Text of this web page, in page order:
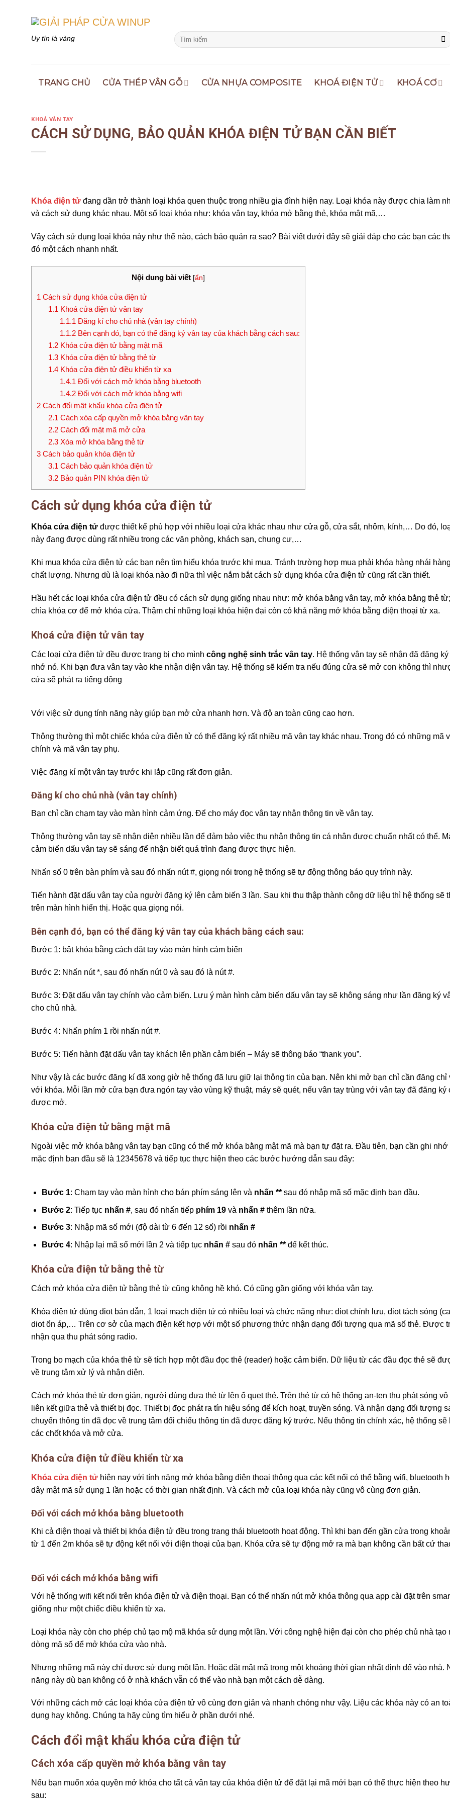
Uy tín là vàng
Search
for:
TRANG CHỦ CỬA THÉP VÂN GỖ CỬA NHỰA COMPOSITE KHOÁ ĐIỆN TỬ KHOÁ CƠ
KHOÁ VÂN TAY
CÁCH SỬ DỤNG, BẢO QUẢN KHÓA ĐIỆN TỬ BẠN CẦN BIẾT
Khóa điện tử đang dần trở thành loại khóa quen thuộc trong nhiều gia đình hiện nay. Loại khóa này được chia làm
và cách sử dụng khác nhau. Một số loại khóa như: khóa vân tay, khóa mở bằng thẻ, khóa mật mã,…
Vậy cách sử dụng loại khóa này như thế nào, cách bảo quản ra sao? Bài viết dưới đây sẽ giải đáp cho các bạn các
đó một cách nhanh nhất.
Nội dung bài viết [ẩn]
1 Cách sử dụng khóa cửa điện tử
1.1 Khoá cửa điện tử vân tay
1.1.1 Đăng kí cho chủ nhà (vân tay chính)
1.1.2Bên cạnh đó, bạn có thể đăng ký vân tay của khách bằng cách sau:
1.2Khóa cửa điện tử bằng mật mã
1.3Khóa cửa điện tử bằng thẻ từ
1.4Khóa cửa điện tử điều khiển từ xa
1.4.1 Đối với cách mở khóa bằng bluetooth
1.4.2Đối với cách mở khóa bằng wifi
2 Cách đổi mật khẩu khóa cửa điện tử
2.1 Cách xóa cấp quyền mở khóa bằng vân tay
2.2Cách đổi mật mã mở cửa
2.3Xóa mở khóa bằng thẻ từ
3 Cách bảo quản khóa điện tử
3.1 Cách bảo quản khóa điện tử
3.2Bảo quản PIN khóa điện tử
Cách sử dụng khóa cửa điện tử
Khóa cửa điện tử được thiết kế phù hợp với nhiều loại cửa khác nhau như cửa gỗ, cửa sắt, nhôm, kính,… Do đó,
này đang được dùng rất nhiều trong các văn phòng, khách sạn, chung cư,…
Khi mua khóa cửa điện tử các bạn nên tìm hiểu khóa trước khi mua. Tránh trường hợp mua phải khóa hàng nhái
chất lượng. Nhưng dù là loại khóa nào đi nữa thì việc nắm bắt cách sử dụng khóa cửa điện tử cũng rất cần thiết.
Hầu hết các loại khóa cửa điện tử đều có cách sử dụng giống nhau như: mở khóa bằng vân tay, mở khóa bằng thẻ
chìa khóa cơ để mở khóa cửa. Thậm chí những loại khóa hiện đại còn có khả năng mở khóa bằng điện thoại từ xa.
Khoá cửa điện tử vân tay
Các loại cửa điện tử đều được trang bị cho mình công nghệ sinh trắc vân tay. Hệ thống vân tay sẽ nhận đã đăng
nhớ nó. Khi bạn đưa vân tay vào khe nhận diện vân tay. Hệ thống sẽ kiểm tra nếu đúng cửa sẽ mở con không thì
cửa sẽ phát ra tiếng động
Với việc sử dụng tính năng này giúp bạn mở cửa nhanh hơn. Và độ an toàn cũng cao hơn.
Thông thường thì một chiếc khóa cửa điện tử có thể đăng ký rất nhiều mã vân tay khác nhau. Trong đó có những mã
chính và mã vân tay phụ.
Việc đăng kí một vân tay trước khi lắp cũng rất đơn giản.
Đăng kí cho chủ nhà (vân tay chính)
Bạn chỉ cần chạm tay vào màn hình cảm ứng. Để cho máy đọc vân tay nhận thông tin về vân tay.
Thông thường vân tay sẽ nhận diện nhiều lần để đảm bảo việc thu nhận thông tin cá nhân được chuẩn nhất có thể.
cảm biến dấu vân tay sẽ sáng để nhận biết quá trình đang được thực hiện.
Nhấn số 0 trên bàn phím và sau đó nhấn nút #, giọng nói trong hệ thống sẽ tự động thông báo quy trình này.
Tiến hành đặt dấu vân tay của người đăng ký lên cảm biến 3 lần. Sau khi thu thập thành công dữ liệu thì hệ thống sẽ
trên màn hình hiển thị. Hoặc qua giọng nói.
Bên cạnh đó, bạn có thể đăng ký vân tay của khách bằng cách sau:
Bước 1: bật khóa bằng cách đặt tay vào màn hình cảm biến
Bước 2: Nhấn nút *, sau đó nhấn nút 0 và sau đó là nút #.
Bước 3: Đặt dấu vân tay chính vào cảm biến. Lưu ý màn hình cảm biến dấu vân tay sẽ không sáng như lần đăng ký
cho chủ nhà.
Bước 4: Nhấn phím 1 rồi nhấn nút #.
Bước 5: Tiến hành đặt dấu vân tay khách lên phần cảm biến – Máy sẽ thông báo “thank you”.
Như vậy là các bước đăng kí đã xong giờ hệ thống đã lưu giữ lại thông tin của bạn. Nên khi mở bạn chỉ cần đăng chỉ
với khóa. Mỗi lần mở cửa bạn đưa ngón tay vào vùng kỹ thuật, máy sẽ quét, nếu vân tay trùng với vân tay đã đăng ký
được mở.
Khóa cửa điện tử bằng mật mã
Ngoài việc mở khóa bằng vân tay bạn cũng có thể mở khóa bằng mật mã mà bạn tự đặt ra. Đầu tiên, bạn cần ghi nhớ
mặc định ban đầu sẽ là 12345678 và tiếp tục thực hiện theo các bước hướng dẫn sau đây:
Bước 1: Chạm tay vào màn hình cho bán phím sáng lên và nhấn **sau đó nhập mã số mặc định ban đầu.
Bước 2: Tiếp tục nhấn #, sau đó nhấn tiếp phím 19và nhấn #thêm lần nữa.
Bước 3: Nhập mã số mới (độ dài từ 6 đến 12 số) rồi nhấn #
Bước 4: Nhập lại mã số mới lần 2 và tiếp tục nhấn # sau đó nhấn **để kết thúc.
Khóa cửa điện tử bằng thẻ từ
Cách mở khóa cửa điện tử bằng thẻ từ cũng không hề khó. Có cũng gần giống với khóa vân tay.
Khóa điện tử dùng diot bán dẫn, 1 loại mạch điện tử có nhiều loại và chức năng như: diot chỉnh lưu, diot tách sóng
diot ổn áp,… Trên cơ sở của mạch điện kết hợp với một số phương thức nhận dạng đối tượng qua mã số thẻ. Được
nhận qua thu phát sóng radio.
Trong bo mạch của khóa thẻ từ sẽ tích hợp một đầu đọc thẻ (reader) hoặc cảm biến. Dữ liệu từ các đầu đọc thẻ sẽ
về trung tâm xử lý và nhận diện.
Cách mở khóa thẻ từ đơn giản, người dùng đưa thẻ từ lên ổ quẹt thẻ. Trên thẻ từ có hệ thống an-ten thu phát sóng vô
liên kết giữa thẻ và thiết bị đọc. Thiết bị đọc phát ra tín hiệu sóng để kích hoạt, truyền sóng. Và nhận dạng đối tượng
chuyển thông tin đã đọc về trung tâm đối chiếu thông tin đã được đăng ký trước. Nếu thông tin chính xác, hệ thống sẽ
các chốt khóa và mở cửa.
Khóa cửa điện tử điều khiển từ xa
Khóa cửa điện tử hiện nay với tính năng mở khóa bằng điện thoại thông qua các kết nối có thể bằng wifi, bluetooth
dây mật mã sử dụng 1 lần hoặc có thời gian nhất định. Và cách mở của loại khóa này cũng vô cùng đơn giản.
Đối với cách mở khóa bằng bluetooth
Khi cả điện thoại và thiết bị khóa điện tử đều trong trang thái bluetooth hoạt động. Thì khi bạn đến gần cửa trong
từ 1 đến 2m khóa sẽ tự động kết nối với điện thoại của bạn. Khóa cửa sẽ tự động mở ra mà bạn không cần bất cứ
Đối với cách mở khóa bằng wifi
Với hệ thống wifi kết nối trên khóa điện tử và điện thoại. Bạn có thể nhấn nút mở khóa thông qua app cài đặt trên
giống như một chiếc điều khiển từ xa.
Loại khóa này còn cho phép chủ tạo mộ mã khóa sử dụng một lần. Với công nghệ hiện đại còn cho phép chủ nhà tạo
dòng mã số để mở khóa cửa vào nhà.
Nhưng những mã này chỉ được sử dụng một lần. Hoặc đặt mật mã trong một khoảng thời gian nhất định để vào nhà.
năng này dù bạn không có ở nhà khách vẫn có thể vào nhà bạn một cách dễ dàng.
Với những cách mở các loại khóa cửa điện tử vô cùng đơn giản và nhanh chóng như vậy. Liệu các khóa này có an
dụng hay không. Chúng ta hãy cùng tìm hiểu ở phần dưới nhé.
Cách đổi mật khẩu khóa cửa điện tử
Cách xóa cấp quyền mở khóa bằng vân tay
Nếu bạn muốn xóa quyền mở khóa cho tất cả vân tay của khóa điện tử để đặt lại mã mới bạn có thể thực hiện theo
sau: